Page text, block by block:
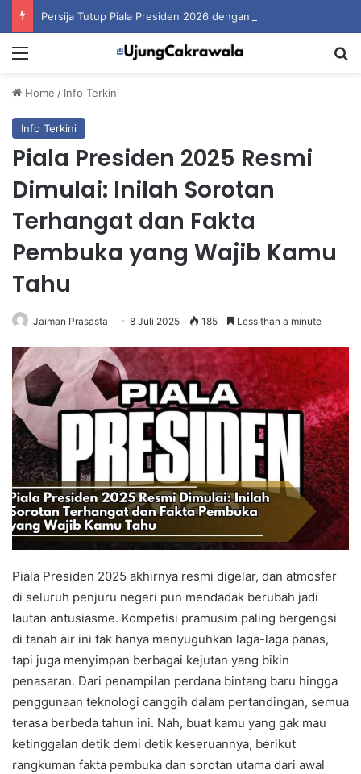
Home / Info Terkini
Info Terkini
Piala Presiden 2025 Resmi
Dimulai: Inilah Sorotan
Terhangat dan Fakta
Pembuka yang Wajib Kamu
Tahu
Jaiman Prasasta 8 Juli 2025 185 Less than a minute
Piala Presiden 2025 akhirnya resmi digelar, dan atmosfer
di seluruh penjuru negeri pun mendadak berubah jadi
lautan antusiasme. Kompetisi pramusim paling bergengsi
di tanah air ini tak hanya menyuguhkan laga-laga panas,
tapi juga menyimpan berbagai kejutan yang bikin
penasaran. Dari penampilan perdana bintang baru hingga
penggunaan teknologi canggih dalam pertandingan, semua
terasa berbeda tahun ini. Nah, buat kamu yang gak mau
ketinggalan detik demi detik keseruannya, berikut
rangkuman fakta pembuka dan sorotan utama dari awal